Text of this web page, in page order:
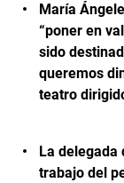
María
“poner en
sido
queremos
teatro
La delegada
trabajo del